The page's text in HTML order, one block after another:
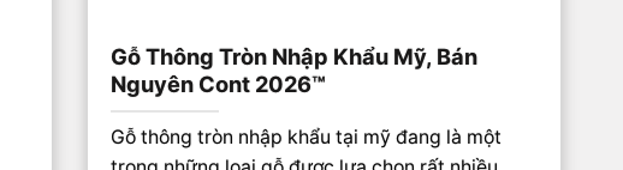
Gỗ Thông Tròn Nhập Khẩu Mỹ, Bán
Nguyên Cont 2026™
Gỗ thông tròn nhập khẩu tại mỹ đang là một